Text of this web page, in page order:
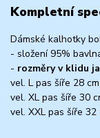
Kompletní
Dámské kalhotky
- složení 95%
- rozměry v klidu
vel. L pas šíře 28
vel. XL pas šíře 30
vel. XXL pas šíře 32